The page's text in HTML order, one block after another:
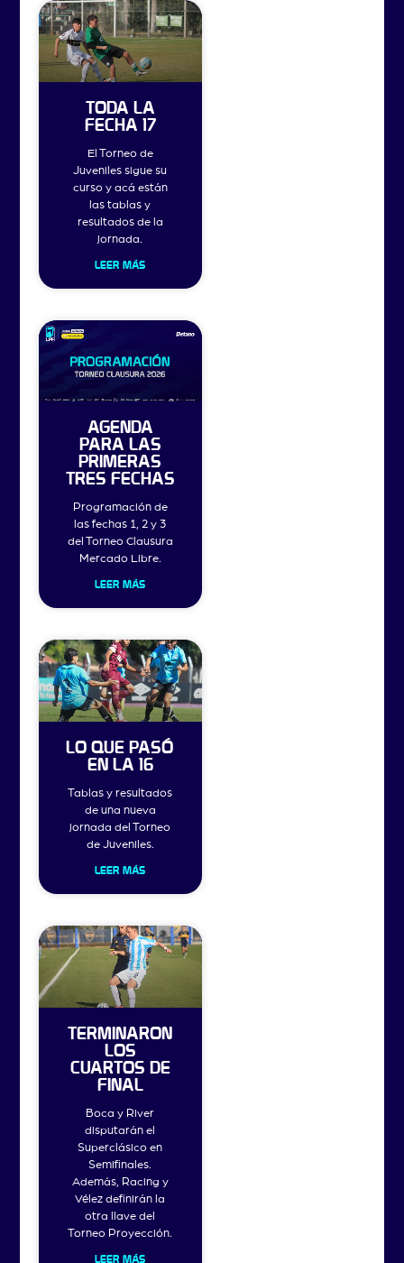
TODA LA
FECHA 17
El Torneo de
Juveniles sigue su
curso y acá están
las tablas y
resultados de la
jornada.
LEER MÁS
AGENDA
PARA LAS
PRIMERAS
TRES FECHAS
Programación de
las fechas 1, 2 y 3
del Torneo Clausura
Mercado Libre.
LEER MÁS
LO QUE PASÓ
EN LA 16
Tablas y resultados
de una nueva
jornada del Torneo
de Juveniles.
LEER MÁS
TERMINARON
LOS
CUARTOS DE
FINAL
Boca y River
disputarán el
Superclásico en
Semifinales.
Además, Racing y
Vélez definirán la
otra llave del
Torneo Proyección.
LEER MÁS